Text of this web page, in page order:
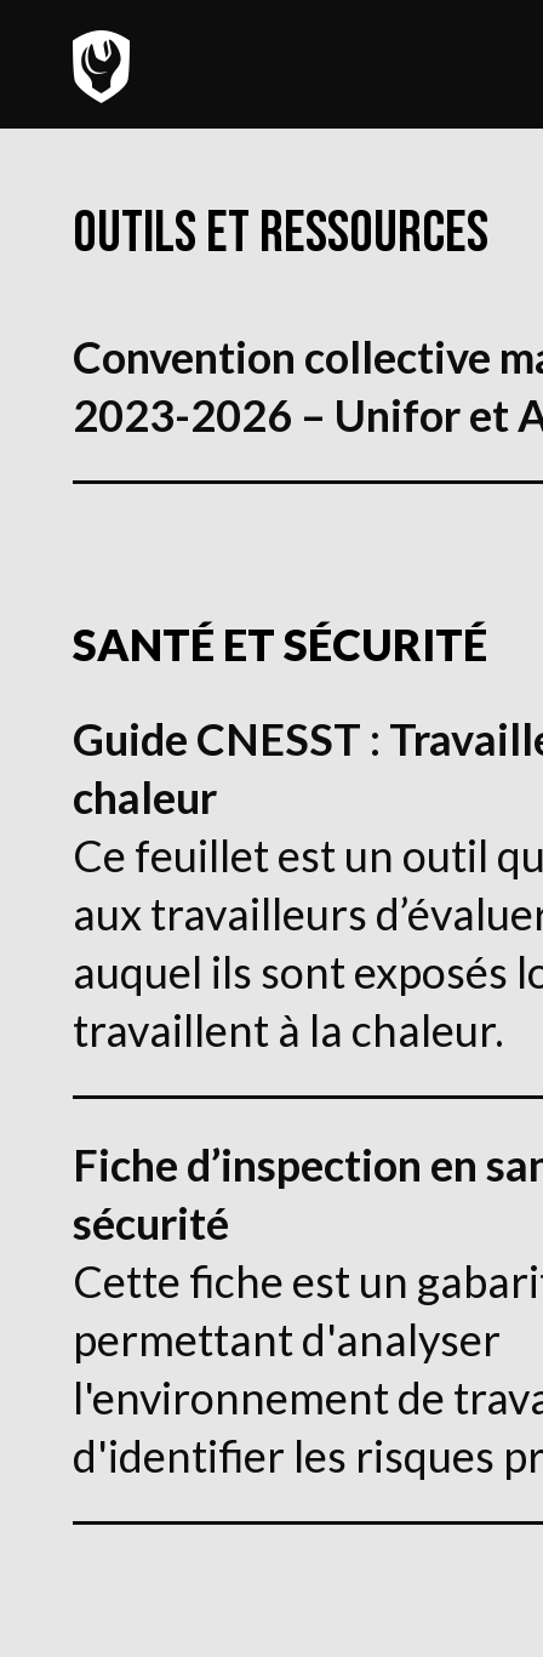
Outils et ressources
Convention collective
2023-2026 – Unifor et
SANTÉ ET SÉCURITÉ
Guide CNESST :
chaleur
Ce feuillet est un outil
aux travailleurs
auquel ils sont exposés
travaillent à la chaleur.
Fiche d’inspection en
sécurité
Cette fiche est un
permettant d'analyser
l'environnement de
d'identifier les risques